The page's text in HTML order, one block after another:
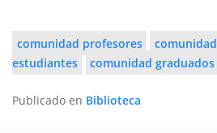
comunidad profesores
comunidad
estudiantes
comunidad graduados
Publicado en Biblioteca